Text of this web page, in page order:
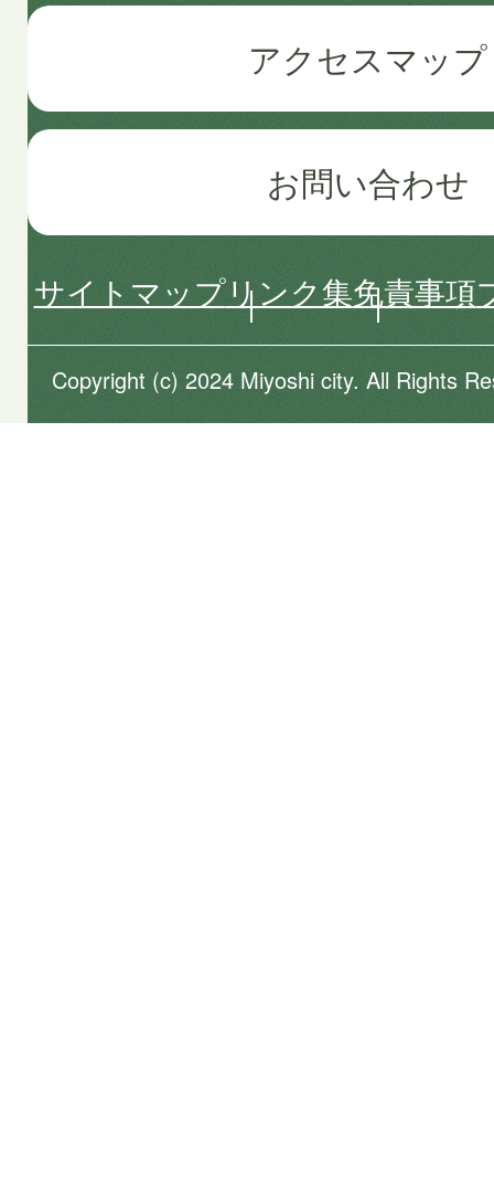
アクセスマップ
お問い合わせ
サイトマップリンク集免責事項
Copyright (c) 2024 Miyoshi city. All Rights